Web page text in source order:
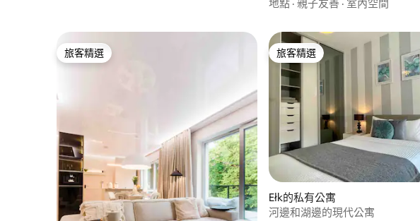
地點 · 親子友善 · 室內空間
旅客精選
旅客精選 旅客精選
旅客精選
Ełk的私有公寓
河邊和湖邊的現代公寓